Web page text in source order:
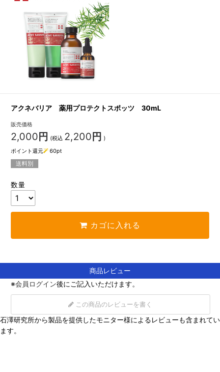
アクネバリア 薬用プロテクトスポッツ 30mL
販売価格
2,000 円 (税込 2,200 円 )
ポイント還元
60pt
送料別
数量
カゴに入れる
商品レビュー
※会員ログイン後にご記入いただけます。
この商品のレビューを書く
石澤研究所から製品を提供したモニター様によるレビューも含まれてい
ます。